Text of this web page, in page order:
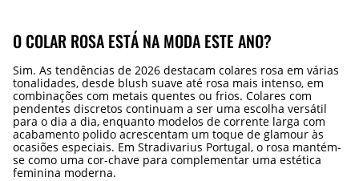
O COLAR ROSA ESTÁ NA MODA ESTE ANO?
Sim. As tendências de 2026 destacam colares rosa em várias
tonalidades, desde blush suave até rosa mais intenso, em
combinações com metais quentes ou frios. Colares com
pendentes discretos continuam a ser uma escolha versátil
para o dia a dia, enquanto modelos de corrente larga com
acabamento polido acrescentam um toque de glamour às
ocasiões especiais. Em Stradivarius Portugal, o rosa mantém-
se como uma cor-chave para complementar uma estética
feminina moderna.